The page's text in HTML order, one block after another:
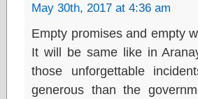
May 30th, 2017 at 4:36 am
Empty promises and empty
It will be same like in
those unforgettable
generous than the